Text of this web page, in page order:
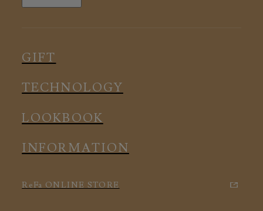
ルームウェア
アクセサリー
ルームウェア
アクセサリー
GIFT
TECHNOLOGY
LOOKBOOK
INFORMATION
ReFa ONLINE STORE